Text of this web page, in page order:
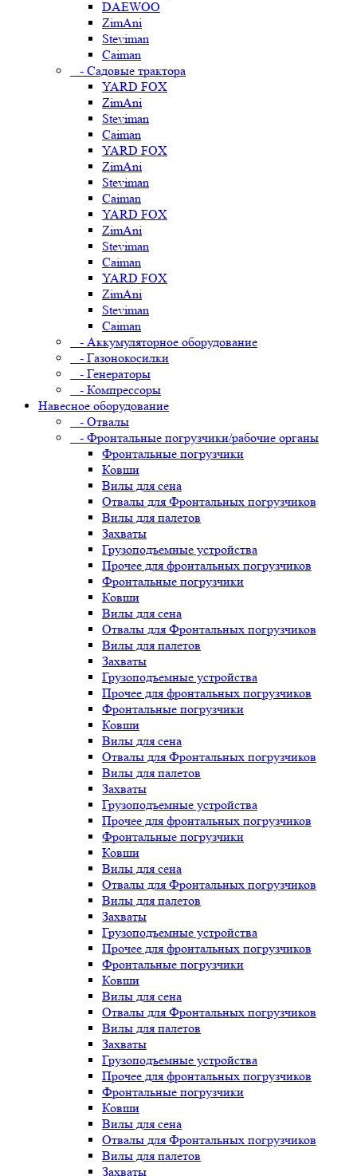
DAEWOO
ZimAni
Steviman
Caiman
- Садовые трактора
YARD FOX
ZimAni
Steviman
Caiman
YARD FOX
ZimAni
Steviman
Caiman
YARD FOX
ZimAni
Steviman
Caiman
YARD FOX
ZimAni
Steviman
Caiman
- Аккумуляторное оборудование
- Газонокосилки
- Генераторы
- Компрессоры
Навесное оборудование
- Отвалы
- Фронтальные погрузчики/рабочие органы
Фронтальные погрузчики
Ковши
Вилы для сена
Отвалы для Фронтальных погрузчиков
Вилы для палетов
Захваты
Грузоподъемные устройства
Прочее для фронтальных погрузчиков
Фронтальные погрузчики
Ковши
Вилы для сена
Отвалы для Фронтальных погрузчиков
Вилы для палетов
Захваты
Грузоподъемные устройства
Прочее для фронтальных погрузчиков
Фронтальные погрузчики
Ковши
Вилы для сена
Отвалы для Фронтальных погрузчиков
Вилы для палетов
Захваты
Грузоподъемные устройства
Прочее для фронтальных погрузчиков
Фронтальные погрузчики
Ковши
Вилы для сена
Отвалы для Фронтальных погрузчиков
Вилы для палетов
Захваты
Грузоподъемные устройства
Прочее для фронтальных погрузчиков
Фронтальные погрузчики
Ковши
Вилы для сена
Отвалы для Фронтальных погрузчиков
Вилы для палетов
Захваты
Грузоподъемные устройства
Прочее для фронтальных погрузчиков
Фронтальные погрузчики
Ковши
Вилы для сена
Отвалы для Фронтальных погрузчиков
Вилы для палетов
Захваты